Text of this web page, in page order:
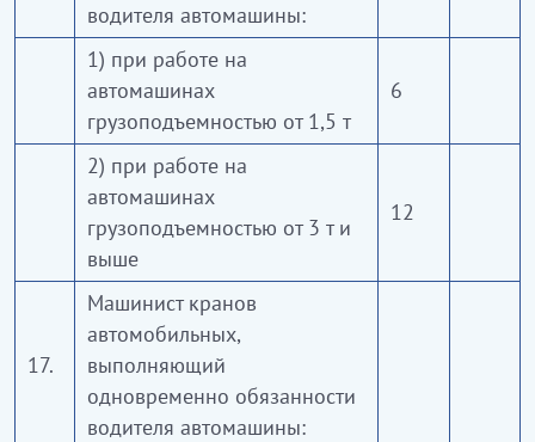
водителя автомашины:
1) при работе на
автомашинах
грузоподъемностью от 1,5 т
6
2) при работе на
автомашинах
грузоподъемностью от 3 т и
выше
12
17.
Машинист кранов
автомобильных,
выполняющий
одновременно обязанности
водителя автомашины: